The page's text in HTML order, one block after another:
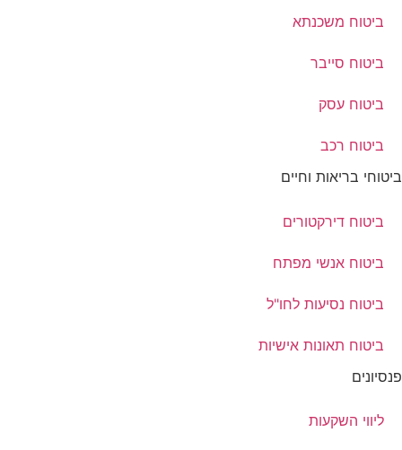
ביטוח משכנתא
ביטוח סייבר
ביטוח עסק
ביטוח רכב
ביטוחי בריאות וחיים
ביטוח דירקטורים
ביטוח אנשי מפתח
ביטוח נסיעות לחו"ל
ביטוח תאונות אישיות
פנסיונים
ליווי השקעות